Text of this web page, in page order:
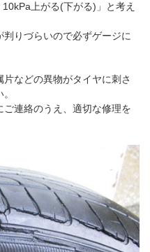
上がる(下がる)」と考え
りづらいので必ずゲージに
などの異物がタイヤに刺さ
連絡のうえ、適切な修理を